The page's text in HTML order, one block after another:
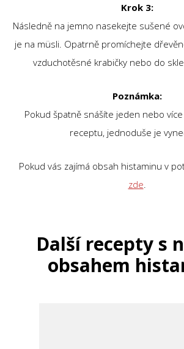
Krok 3:
Následně na jemno nasekejte sušené
je na müsli. Opatrně promíchejte
vzduchotěsné krabičky nebo do
Poznámka:
Pokud špatně snášíte jeden nebo
receptu, jednoduše je
Pokud vás zajímá obsah histaminu v
zde
Další recepty s
obsahem